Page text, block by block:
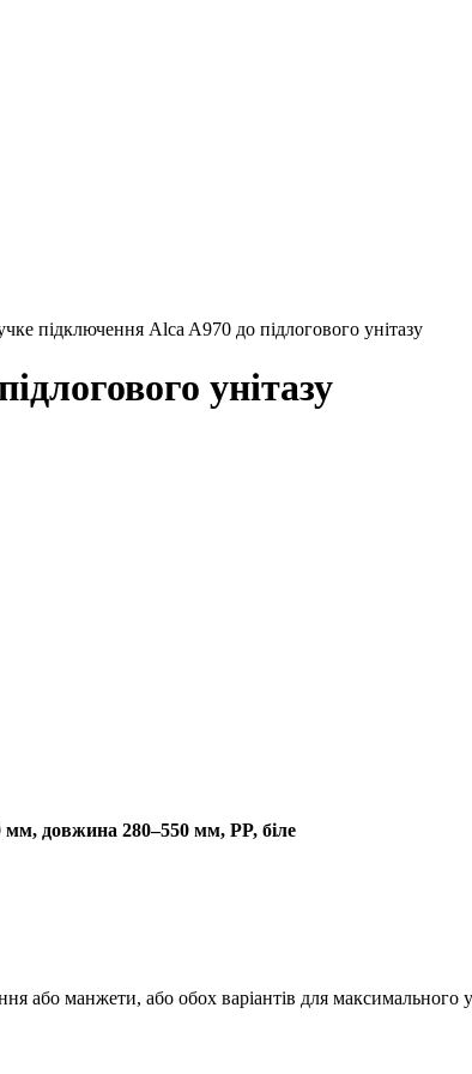
підключення Alca A970 до підлогового унітазу
унітазу
мм, довжина 280–550 мм, PP, біле
або манжети, або обох варіантів для максимального